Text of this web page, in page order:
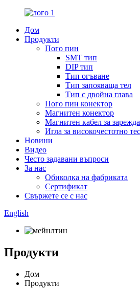
Дом
Продукти
Пого пин
SMT тип
DIP тип
Тип огъване
Тип запояваща тел
Тип с двойна глава
Пого пин конектор
Магнитен конектор
Магнитен кабел за
Игла за високочестотно
Новини
Видео
Често задавани въпроси
За нас
Обиколка на фабриката
Сертификат
Свържете се с нас
English
Продукти
Дом
Продукти